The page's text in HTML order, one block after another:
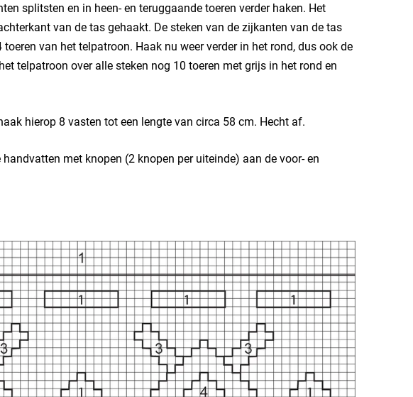
splitsten en in heen- en teruggaande toeren verder haken. Het
van de tas gehaakt. De steken van de zijkanten van de tas
van het telpatroon. Haak nu weer verder in het rond, dus ook de
telpatroon over alle steken nog 10 toeren met grijs in het rond en
hierop 8 vasten tot een lengte van circa 58 cm. Hecht af.
met knopen (2 knopen per uiteinde) aan de voor- en